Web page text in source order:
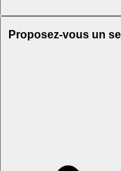
Proposez-vous un